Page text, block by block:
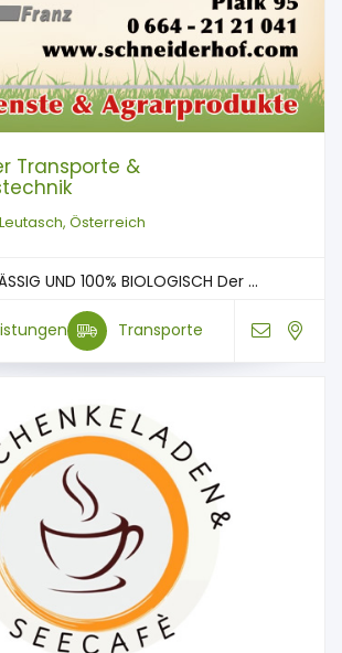
Transporte &
Österreich
UND 100% BIOLOGISCH Der ...
Transporte